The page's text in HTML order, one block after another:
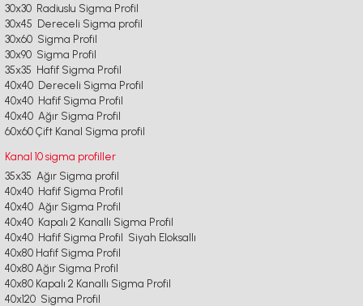
30x30 Radiuslu Sigma Profil
30x45 Dereceli Sigma profil
30x60 Sigma Profil
30x90 Sigma Profil
35x35 Hafif Sigma Profil
40x40 Dereceli Sigma Profil
40x40 Hafif Sigma Profil
40x40 Ağır Sigma Profil
60x60 Çift Kanal Sigma profil
Kanal 10 sigma profiller
35x35 Ağır Sigma profil
40x40 Hafif Sigma Profil
40x40 Ağır Sigma Profil
40x40 Kapalı 2 Kanallı Sigma Profil
40x40 Hafif Sigma Profil Siyah Eloksallı
40x80 Hafif Sigma Profil
40x80 Ağır Sigma Profil
40x80 Kapalı 2 Kanallı Sigma Profil
40x120 Sigma Profil